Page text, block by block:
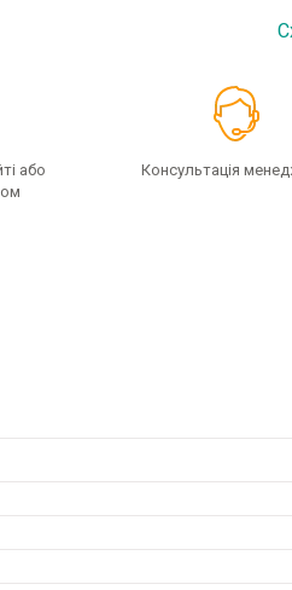
або
Консультація